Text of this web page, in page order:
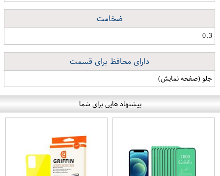
ضخامت
0.3
دارای محافظ برای قسمت
جلو (صفحه نمایش)
پیشنهاد هایی برای شما